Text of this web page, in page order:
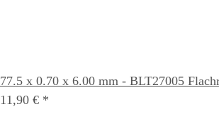
77.5 x 0.70 x 6.00 mm - BLT27005
11,90 € *